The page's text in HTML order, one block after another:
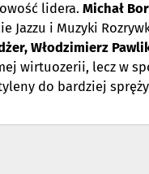
lidera. Michał
Jazzu i Muzyki
Włodzimierz
wirtuozerii, lecz w
do bardziej